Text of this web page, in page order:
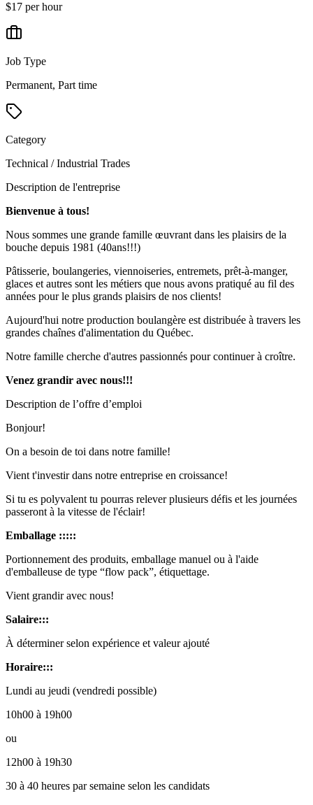
$17 per hour
Job Type
Permanent, Part time
Category
Technical / Industrial Trades
Description de l'entreprise
Bienvenue à tous!
Nous sommes une grande famille œuvrant dans les plaisirs de la
bouche depuis 1981 (40ans!!!)
Pâtisserie, boulangeries, viennoiseries, entremets, prêt-à-manger,
glaces et autres sont les métiers que nous avons pratiqué au fil des
années pour le plus grands plaisirs de nos clients!
Aujourd'hui notre production boulangère est distribuée à travers les
grandes chaînes d'alimentation du Québec.
Notre famille cherche d'autres passionnés pour continuer à croître.
Venez grandir avec nous!!!
Description de l’offre d’emploi
Bonjour!
On a besoin de toi dans notre famille!
Vient t'investir dans notre entreprise en croissance!
Si tu es polyvalent tu pourras relever plusieurs défis et les journées
passeront à la vitesse de l'éclair!
Emballage :::::
Portionnement des produits, emballage manuel ou à l'aide
d'emballeuse de type “flow pack”, étiquettage.
Vient grandir avec nous!
Salaire:::
À déterminer selon expérience et valeur ajouté
Horaire:::
Lundi au jeudi (vendredi possible)
10h00 à 19h00
ou
12h00 à 19h30
30 à 40 heures par semaine selon les candidats